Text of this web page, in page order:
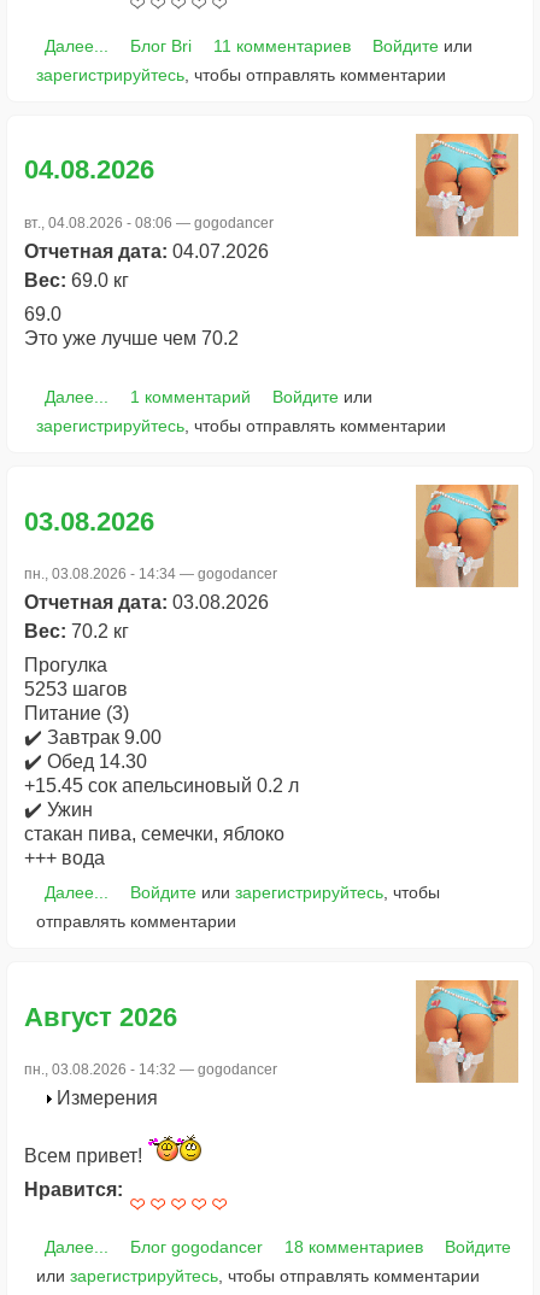
Далее... Блог Bri 11 комментариев Войдитеили
зарегистрируйтесь , чтобы отправлять комментарии
04.08.2026
вт., 04.08.2026 - 08:06 — gogodancer
Отчетная дата: 04.07.2026
Вес: 69.0 кг
69.0
Это уже лучше чем 70.2
Далее... 1 комментарий Войдитеили
зарегистрируйтесь , чтобы отправлять комментарии
03.08.2026
пн., 03.08.2026 - 14:34 — gogodancer
Отчетная дата: 03.08.2026
Вес: 70.2 кг
Прогулка
5253 шагов
Питание (3)
✔️ Завтрак 9.00
✔️ Обед 14.30
+15.45 сок апельсиновый 0.2 л
✔️ Ужин
стакан пива, семечки, яблоко
+++ вода
Далее... Войдитеили зарегистрируйтесь, чтобы
отправлять комментарии
Август 2026
пн., 03.08.2026 - 14:32 — gogodancer
Измерения
Всем привет!
Нравится:
Далее... Блог gogodancer 18 комментариев
Войдите
или зарегистрируйтесь , чтобы отправлять комментарии